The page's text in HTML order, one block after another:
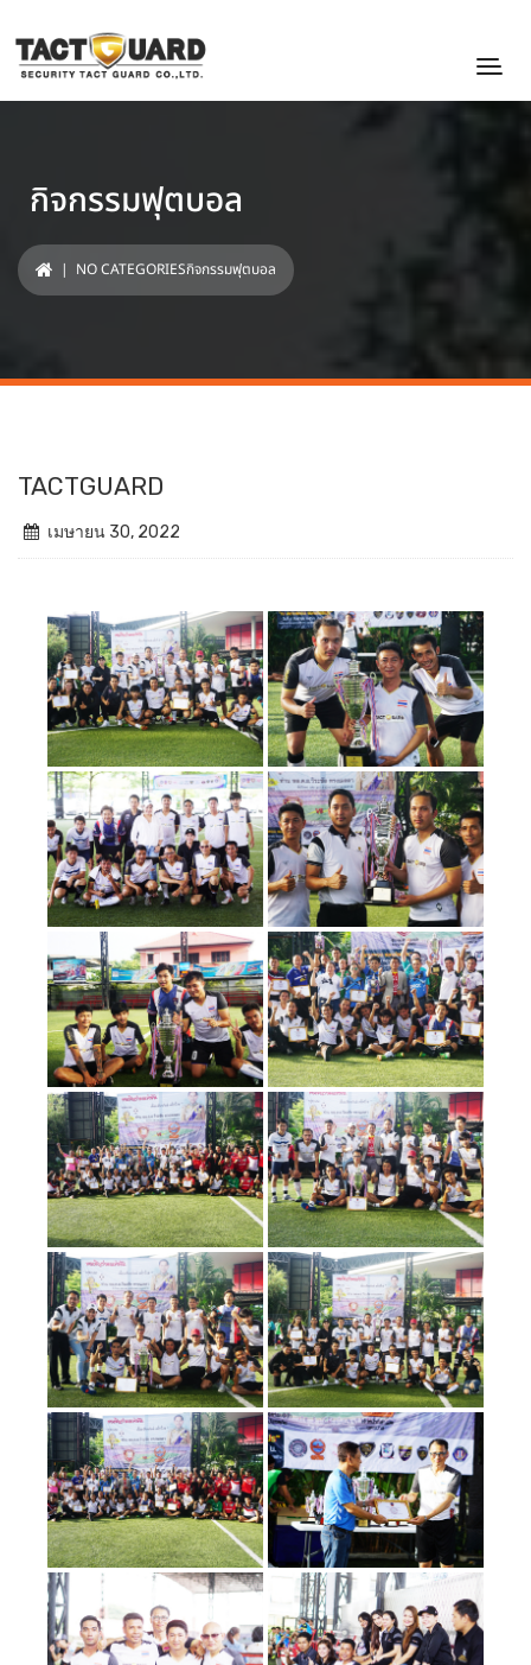
กิจกรรมฟุตบอล
| NO CATEGORIESกิจกรรมฟุตบอล
TACTGUARD
เมษายน 30, 2022